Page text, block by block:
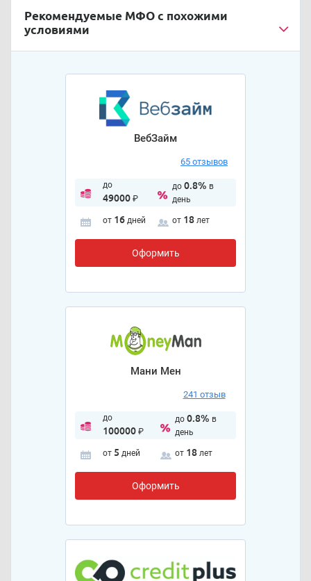
Рекомендуемые МФО с похожими
условиями
ВебЗайм
65 отзывов
до
49000₽
до 0.8% в
день
от 16 дней от 18 лет
Оформить
Мани Мен
241 отзыв
до
100000₽
до 0.8% в
день
от 5 дней от 18 лет
Оформить